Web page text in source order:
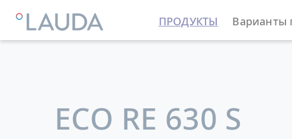
ПРОДУКТЫ Варианты
LAUDA Термостатирующие устройства Термостаты
ECO RE 630 S